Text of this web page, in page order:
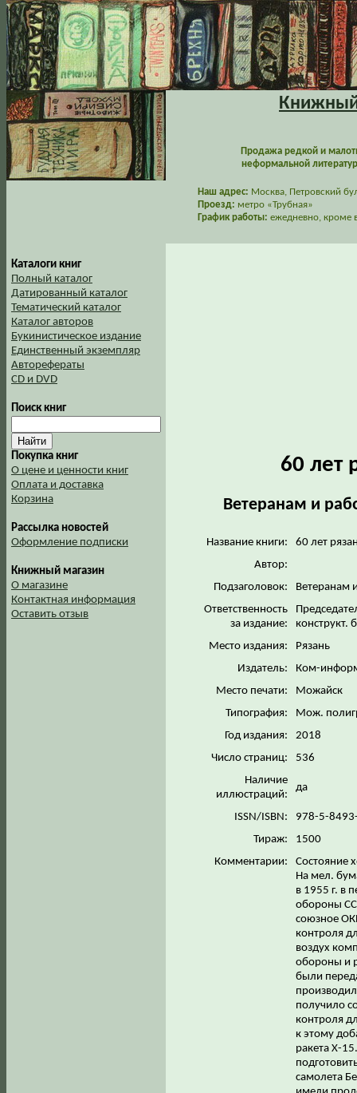
Книжный
Продажа редкой и
неформальной
Наш адрес: Москва, Петровский
Проезд: метро «Трубная»
График работы: ежедневно, кроме
Каталоги книг
Полный каталог
Датированный каталог
Тематический каталог
Каталог авторов
Букинистическое издание
Единственный экземпляр
Авторефераты
CD и DVD
Поиск книг
Покупка книг
О цене и ценности книг
Оплата и доставка
Корзина
Рассылка новостей
Оформление подписки
Книжный магазин
О магазине
Контактная информация
Оставить отзыв
60 лет
Ветеранам и
Название книги:
60 лет
Автор:
Подзаголовок:
Ветеранам
Ответственность
за издание:
конструкт.
Место издания:
Рязань
Издатель:
Ком-
Место печати:
Можайск
Типография:
Мож.
Год издания:
2018
Число страниц:
536
Наличие
иллюстраций:
да
ISSN/ISBN:
978-5-
Тираж:
1500
Комментарии:
Состояние
На мел.
в 1955 г. в
обороны
союзное
контроля
воздух
обороны и
были
получило
контроля
к этому
ракета Х-
самолета